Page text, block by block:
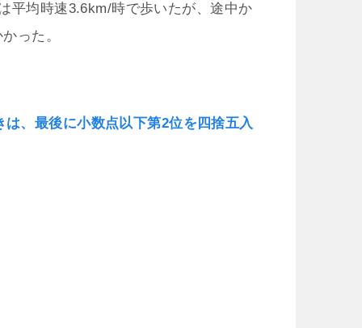
平均時速3.6km/時で歩いたが、途中か
った。
、最後に小数点以下第2位を四捨五入